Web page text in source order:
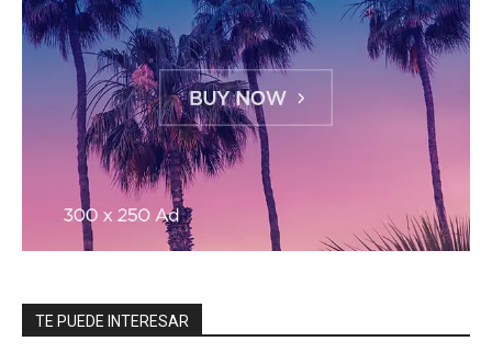
TE PUEDE INTERESAR